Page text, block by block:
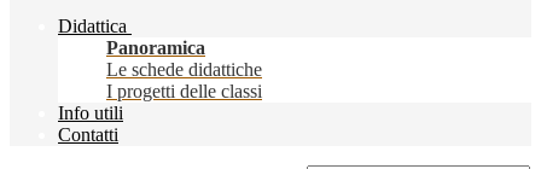
Didattica
Panoramica
Le schede didattiche
I progetti delle classi
Info utili
Contatti